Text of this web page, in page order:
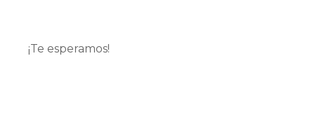
¡Te esperamos!